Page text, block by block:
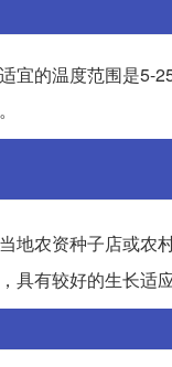
宜的温度范围是5-
地农资种子店或农
具有较好的生长适应